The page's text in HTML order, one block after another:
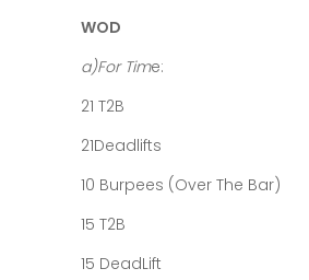
WOD
a)For Time:
21 T2B
21Deadlifts
10 Burpees (Over The Bar)
15 T2B
15 DeadLift